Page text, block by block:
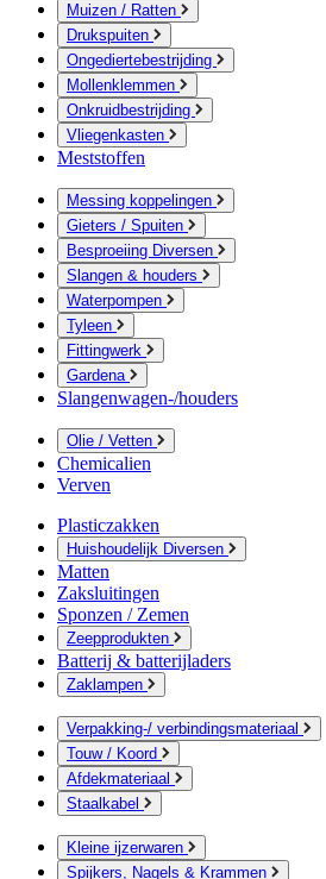
Muizen / Ratten
Drukspuiten
Ongediertebestrijding
Mollenklemmen
Onkruidbestrijding
Vliegenkasten
Meststoffen
Messing koppelingen
Gieters / Spuiten
Besproeiing Diversen
Slangen & houders
Waterpompen
Tyleen
Fittingwerk
Gardena
Slangenwagen-/houders
Olie / Vetten
Chemicalien
Verven
Plasticzakken
Huishoudelijk Diversen
Matten
Zaksluitingen
Sponzen / Zemen
Zeepprodukten
Batterij & batterijladers
Zaklampen
Verpakking-/ verbindingsmateriaal
Touw / Koord
Afdekmateriaal
Staalkabel
Kleine ijzerwaren
Spijkers, Nagels & Krammen